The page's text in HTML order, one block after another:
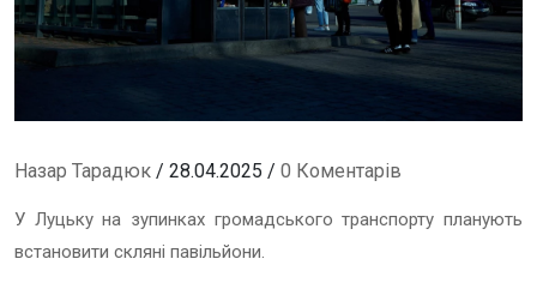
Назар Тарадюк / 28.04.2025 / 0 Коментарів
У Луцьку на зупинках громадського транспорту планують
встановити скляні павільйони.